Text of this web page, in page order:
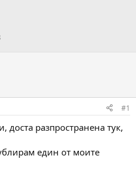
#1
доста разпространена тук,
един от моите